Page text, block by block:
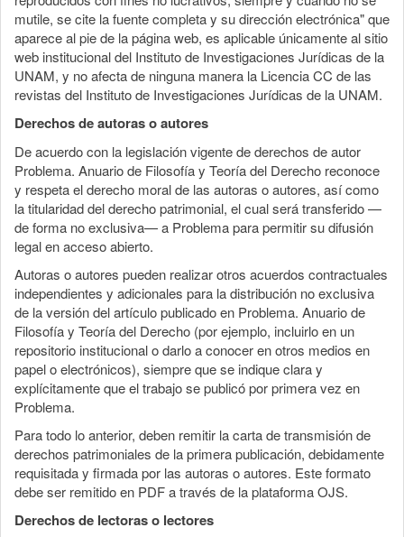
mutile, se cite la fuente completa y su dirección electrónica" que
aparece al pie de la página web, es aplicable únicamente al sitio
web institucional del Instituto de Investigaciones Jurídicas de la
UNAM, y no afecta de ninguna manera la Licencia CC de las
revistas del Instituto de Investigaciones Jurídicas de la UNAM.
Derechos de autoras o autores
De acuerdo con la legislación vigente de derechos de autor
Problema. Anuario de Filosofía y Teoría del Derecho reconoce
y respeta el derecho moral de las autoras o autores, así como
la titularidad del derecho patrimonial, el cual será transferido —
de forma no exclusiva— a Problema para permitir su difusión
legal en acceso abierto.
Autoras o autores pueden realizar otros acuerdos contractuales
independientes y adicionales para la distribución no exclusiva
de la versión del artículo publicado en Problema. Anuario de
Filosofía y Teoría del Derecho (por ejemplo, incluirlo en un
repositorio institucional o darlo a conocer en otros medios en
papel o electrónicos), siempre que se indique clara y
explícitamente que el trabajo se publicó por primera vez en
Problema.
Para todo lo anterior, deben remitir la carta de transmisión de
derechos patrimoniales de la primera publicación, debidamente
requisitada y firmada por las autoras o autores. Este formato
debe ser remitido en PDF a través de la plataforma OJS.
Derechos de lectoras o lectores